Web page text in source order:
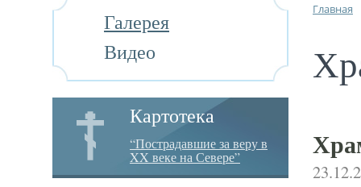
Галерея
Видео
Картотека
“Пострадавшие за веру в
XX веке на Севере”
Главная